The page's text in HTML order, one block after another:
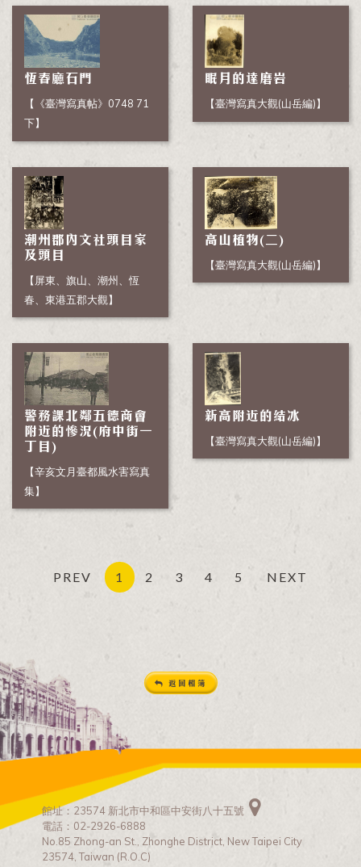
恆春廳石門
【《臺灣寫真帖》0748 71
下】
眠月的達磨岩
【臺灣寫真大觀(山岳編)】
潮州郡內文社頭目家
及頭目
【屏東、旗山、潮州、恆
春、東港五郡大觀】
高山植物(二)
【臺灣寫真大觀(山岳編)】
警務課北鄰五德商會
附近的慘況(府中街一
丁目)
【辛亥文月臺都風水害寫真
集】
新高附近的結冰
【臺灣寫真大觀(山岳編)】
PREV 1 2 3 4 5 NEXT
返回相簿
館址：23574 新北市中和區中安街八十五號
電話：02-2926-6888
No.85 Zhong-an St., Zhonghe District, New Taipei City
23574, Taiwan (R.O.C)